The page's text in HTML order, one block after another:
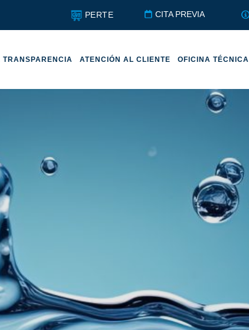
PERTE CITA PREVIA
TRANSPARENCIA ATENCIÓN AL CLIENTE OFICINA TÉCNICA